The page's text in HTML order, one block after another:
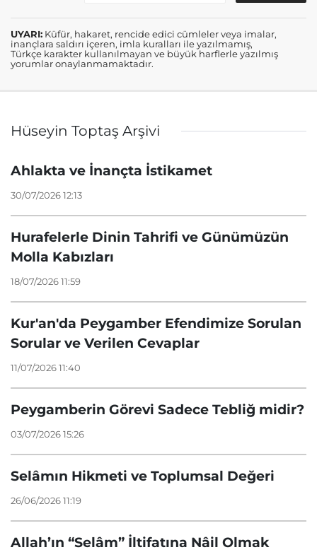
UYARI: Küfür, hakaret, rencide edici cümleler veya imalar,
inançlara saldırı içeren, imla kuralları ile yazılmamış,
Türkçe karakter kullanılmayan ve büyük harflerle yazılmış
yorumlar onaylanmamaktadır.
Hüseyin Toptaş Arşivi
Ahlakta ve İnançta İstikamet
30/07/2026 12:13
Hurafelerle Dinin Tahrifi ve Günümüzün
Molla Kabızları
18/07/2026 11:59
Kur'an'da Peygamber Efendimize Sorulan
Sorular ve Verilen Cevaplar
11/07/2026 11:40
Peygamberin Görevi Sadece Tebliğ midir?
03/07/2026 15:26
Selâmın Hikmeti ve Toplumsal Değeri
26/06/2026 11:19
Allah’ın “Selâm” İltifatına Nâil Olmak